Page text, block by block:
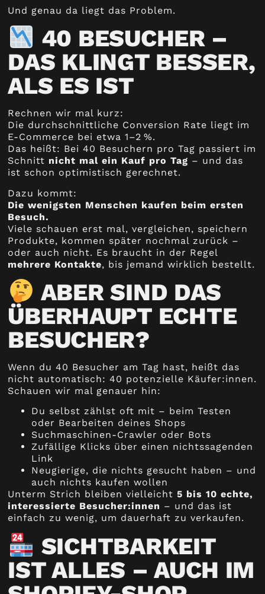
Und genau da liegt das Problem.
40 BESUCHER –
DAS KLINGT BESSER,
ALS ES IST
Rechnen wir mal kurz:
Die durchschnittliche Conversion Rate liegt im
E-Commerce bei etwa 1–2 %.
Das heißt: Bei 40 Besuchern pro Tag passiert im
Schnitt nicht mal ein Kauf pro Tag – und das
ist schon optimistisch gerechnet.
Dazu kommt:
Die wenigsten Menschen kaufen beim ersten
Besuch.
Viele schauen erst mal, vergleichen, speichern
Produkte, kommen später nochmal zurück –
oder auch nicht. Es braucht in der Regel
mehrere Kontakte, bis jemand wirklich bestellt.
ABER SIND DAS
ÜBERHAUPT ECHTE
BESUCHER?
Wenn du 40 Besucher am Tag hast, heißt das
nicht automatisch: 40 potenzielle Käufer:innen.
Schauen wir mal genauer hin:
Du selbst zählst oft mit – beim Testen
oder Bearbeiten deines Shops
Suchmaschinen-Crawler oder Bots
Zufällige Klicks über einen nichtssagenden
Link
Neugierige, die nichts gesucht haben – und
auch nichts kaufen wollen
Unterm Strich bleiben vielleicht5 bis 10 echte,
interessierte Besucher:innen – und das ist
einfach zu wenig, um dauerhaft zu verkaufen.
SICHTBARKEIT
IST ALLES – AUCH IM